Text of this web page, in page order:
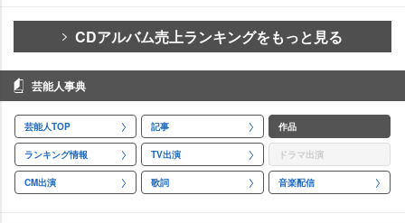
CDアルバム売上ランキングをもっと見る
芸能人事典
芸能人TOP 記事 作品
ランキング情報 TV出演 ドラマ出演
CM出演 歌詞 音楽配信